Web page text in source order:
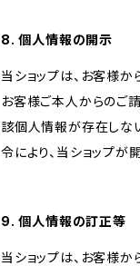
8. 個人情報の開示
当ショップは、お客様
お客様ご本人からのご
該個人情報が存在しな
令により、当ショップが
9. 個人情報の訂正等
当ショップは、お客様